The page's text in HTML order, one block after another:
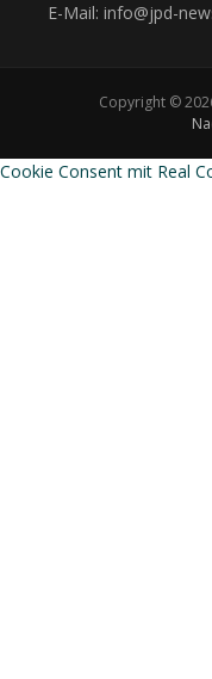
E-Mail: info@jpd-
Copyright ©
Cookie Consent mit Real